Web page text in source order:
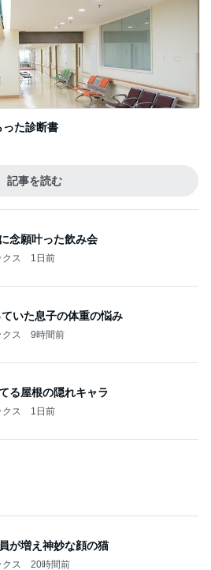
の安寧のための出費
クス 13時間前
キング
ーズパレット通信
出産は夢だったのに…「Tokyo middle
2話
ついてじっくり語るブログ
トボーン 夜哭」子供の顔がいつまで
ず怖いけど、まるで天使のような顔の
んでした。
のシネマ。劇場に映画を観に行こっ！！
挙
のブログ